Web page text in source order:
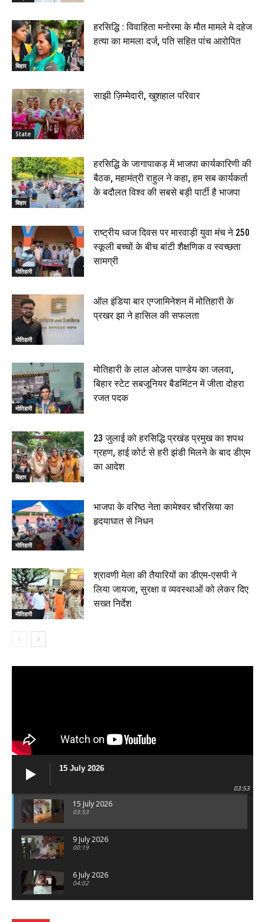
बिहार
हरसिद्धि : विवाहिता मनोरमा के मौत मामले मे दहेज
हत्या का मामला दर्ज, पति सहित पांच आरोपित
State
साझी ज़िम्मेदारी, खुशहाल परिवार
बिहार
हरसिद्धि के जागापाकड़ में भाजपा कार्यकारिणी की
बैठक, महामंत्री राहुल ने कहा, हम सब कार्यकर्ता
के बदौलत विश्व की सबसे बड़ी पार्टी है भाजपा
मोतिहारी
राष्ट्रीय ध्वज दिवस पर मारवाड़ी युवा मंच ने 250
स्कूली बच्चों के बीच बांटी शैक्षणिक व स्वच्छता
सामग्री
मोतिहारी
ऑल इंडिया बार एग्जामिनेशन में मोतिहारी के
प्रखर झा ने हासिल की सफलता
मोतिहारी
मोतिहारी के लाल ओजस पाण्डेय का जलवा,
बिहार स्टेट सबजूनियर बैडमिंटन में जीता दोहरा
रजत पदक
बिहार
23 जुलाई को हरसिद्धि प्रखंड प्रमुख का शपथ
ग्रहण, हाई कोर्ट से हरी झंडी मिलने के बाद डीएम
का आदेश
मोतिहारी
भाजपा के वरिष्ठ नेता कामेश्वर चौरसिया का
हृदयाघात से निधन
मोतिहारी
श्रावणी मेला की तैयारियों का डीएम-एसपी ने
लिया जायजा, सुरक्षा व व्यवस्थाओं को लेकर दिए
सख्त निर्देश
15 July 2026
03:53
15 July 2026
03:53
9 July 2026
00:19
6 July 2026
04:02